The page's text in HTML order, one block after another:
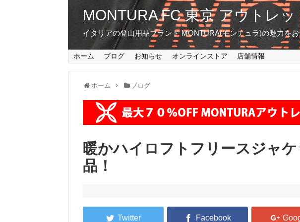
MONTURA FC 東京 アウトレ
イタリアの登山用品ブランド MONTURA(モンチュラ)の魅力を
ホーム ブログ お知らせ オンラインストア 店舗情報
ホーム ブログ
暖かハイロフトフリースジャ
品！